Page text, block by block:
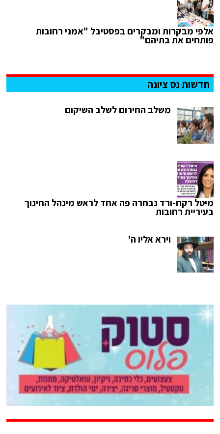
אלפי מבקרות ומבקרים בפסטיבל "אמני רחובות
פותחים את בתיהם"
חדשות נס ציונה
משלב החירום לשלב השיקום
מיטל רקח-ורד נבחרה פה אחד לראש מינהל החינוך
בעיריית רחובות
וירא אליו ה'